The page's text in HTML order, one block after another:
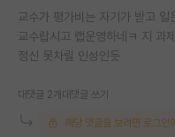
교수가 평가비는 자기가 받고
교수랍시고 랩운영하네ㅋ 지 과
정신 못차릴 인성인듯
대댓글 2개 대댓글 쓰기
해당 댓글을 보려면 로그인